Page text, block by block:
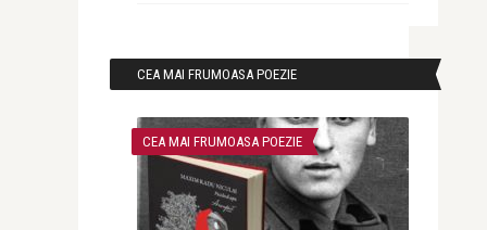
CEA MAI FRUMOASA POEZIE
CEA MAI FRUMOASA POEZIE